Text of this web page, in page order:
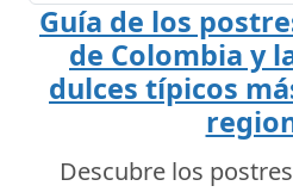
Guía de los
de Colombia y
dulces típicos
Descubre los